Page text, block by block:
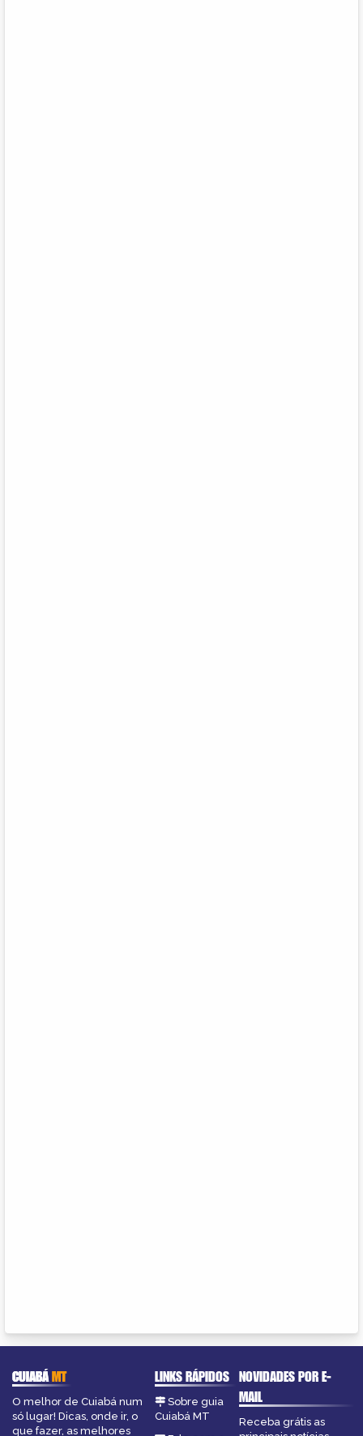
CUIABÁMT
O melhor de Cuiabá num
só lugar! Dicas, onde ir, o
que fazer, as melhores
LINKS RÁPIDOS
Sobre guia
Cuiabá MT
NOVIDADES POR E-
MAIL
Receba grátis as